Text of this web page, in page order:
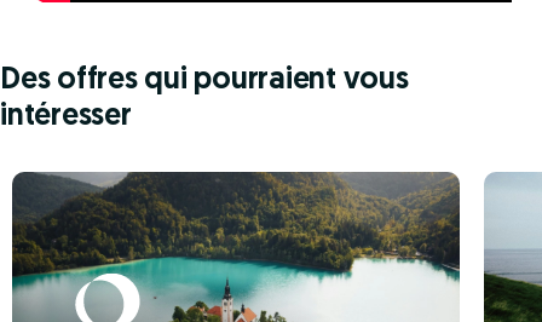
Des offres qui pourraient vous
intéresser